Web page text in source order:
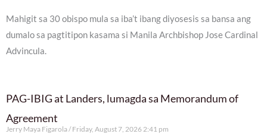
Mahigit sa 30 obispo mula sa iba’t ibang diyosesis sa bansa ang
dumalo sa pagtitipon kasama si Manila Archbishop Jose Cardinal
Advincula.
PAG-IBIG at Landers, lumagda sa Memorandum of
Agreement
Jerry Maya Figarola Friday, August 7, 2026 2:41 pm